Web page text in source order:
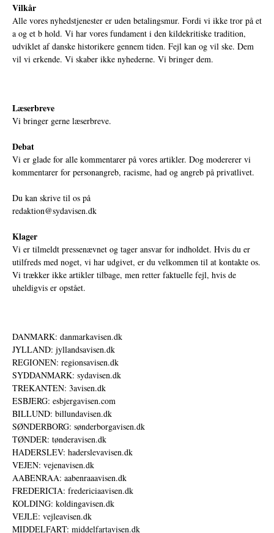
Vilkår
Alle vores nyhedstjenester er uden betalingsmur. Fordi vi ikke tror på et
a og et b hold. Vi har vores fundament i den kildekritiske tradition,
udviklet af danske historikere gennem tiden. Fejl kan og vil ske. Dem
vil vi erkende. Vi skaber ikke nyhederne. Vi bringer dem.
Læserbreve
Vi bringer gerne læserbreve.
Debat
Vi er glade for alle kommentarer på vores artikler. Dog modererer vi
kommentarer for personangreb, racisme, had og angreb på privatlivet.
Du kan skrive til os på
redaktion@sydavisen.dk
Klager
Vi er tilmeldt pressenævnet og tager ansvar for indholdet. Hvis du er
utilfreds med noget, vi har udgivet, er du velkommen til at kontakte os.
Vi trækker ikke artikler tilbage, men retter faktuelle fejl, hvis de
uheldigvis er opstået.
DANMARK: danmarkavisen.dk
JYLLAND: jyllandsavisen.dk
REGIONEN: regionsavisen.dk
SYDDANMARK: sydavisen.dk
TREKANTEN: 3avisen.dk
ESBJERG: esbjergavisen.com
BILLUND: billundavisen.dk
SØNDERBORG: sønderborgavisen.dk
TØNDER: tønderavisen.dk
HADERSLEV: haderslevavisen.dk
VEJEN: vejenavisen.dk
AABENRAA: aabenraaavisen.dk
FREDERICIA: fredericiaavisen.dk
KOLDING: koldingavisen.dk
VEJLE: vejleavisen.dk
MIDDELFART: middelfartavisen.dk